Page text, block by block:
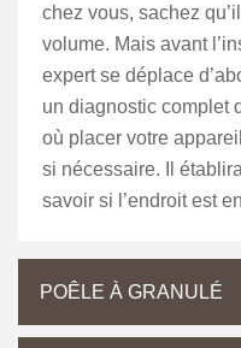
chez vous, sachez
volume. Mais avant
expert se déplace
un diagnostic complet
où placer votre
si nécessaire. Il
savoir si l’endroit est
POÊLE À GRANULÉ